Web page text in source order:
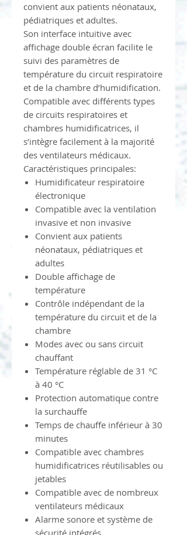
convient aux patients néonataux,
pédiatriques et adultes.
Son interface intuitive avec
affichage double écran facilite le
suivi des paramètres de
température du circuit respiratoire
et de la chambre d’humidification.
Compatible avec différents types
de circuits respiratoires et
chambres humidificatrices, il
s’intègre facilement à la majorité
des ventilateurs médicaux.
Caractéristiques principales:
Humidificateur respiratoire
électronique
Compatible avec la ventilation
invasive et non invasive
Convient aux patients
néonataux, pédiatriques et
adultes
Double affichage de
température
Contrôle indépendant de la
température du circuit et de la
chambre
Modes avec ou sans circuit
chauffant
Température réglable de 31 °C
à 40 °C
Protection automatique contre
la surchauffe
Temps de chauffe inférieur à 30
minutes
Compatible avec chambres
humidificatrices réutilisables ou
jetables
Compatible avec de nombreux
ventilateurs médicaux
Alarme sonore et système de